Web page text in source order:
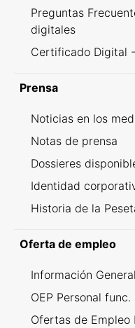
Preguntas
digitales
Certificado Digital
Prensa
Noticias en los
Notas de prensa
Dossieres
Identidad
Historia de la
Oferta de empleo
Información General
OEP Personal
Ofertas de Empleo